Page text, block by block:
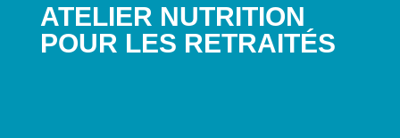
ATELIER NUTRITION
POUR LES RETRAITÉS